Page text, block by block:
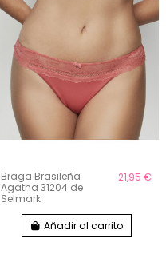
Braga Brasileña
Agatha 31204 de
Selmark
21,95 €
Añadir al carrito